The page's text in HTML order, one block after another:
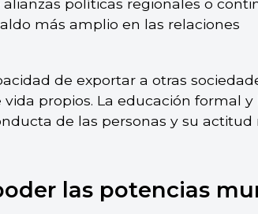
más amplio en las relaciones
de exportar a otras
vida propios. La educación formal
de las personas y su actitud
las potencias